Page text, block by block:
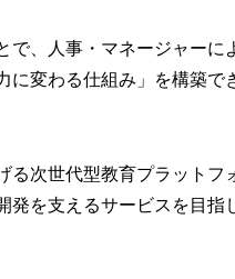
、人事・マネージャーに
変わる仕組み」を構築で
次世代型教育プラットフ
を支えるサービスを目指